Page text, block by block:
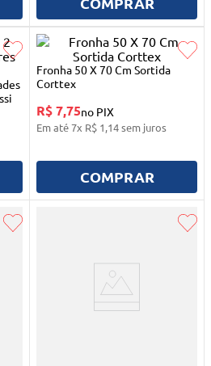
Fronha 50 X 70 Cm Sortida
Corttex
R$ 7,75no PIX
Em até7x R$ 1,14sem juros
COMPRAR